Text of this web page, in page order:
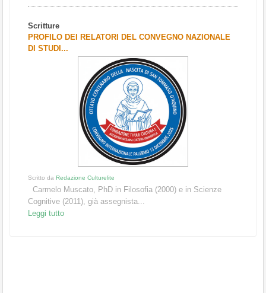
Scritture
PROFILO DEI RELATORI DEL CONVEGNO NAZIONALE
DI STUDI...
Scritto da Redazione Culturelite
Carmelo Muscato, PhD in Filosofia (2000) e in Scienze
Cognitive (2011), già assegnista...
Leggi tutto